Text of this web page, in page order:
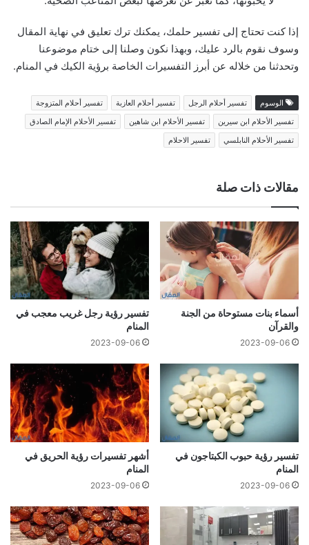
إذا كنت تحتاج إلى تفسير حلمك، يمكنك ترك تعليق في نهاية المقال
وسوف نقوم بالرد عليك، وبهذا نكون وصلنا إلى ختام موضوعنا
وتحدثنا من خلاله عن أبرز التفسيرات الخاصة برؤية الكيك في المنام.
الوسوم تفسير أحلام الرجل تفسير أحلام العازبة
تفسير أحلام المتزوجة
تفسير الأحلام ابن سيرين
تفسير الأحلام ابن شاهين
تفسير الأحلام الإمام الصادق
تفسير الأحلام النابلسي
تفسير الاحلام
مقالات ذات صلة
أسماء بنات مستوحاة من الجنة
والقرآن
2023-09-06
تفسير رؤية رجل غريب معجب في
المنام
2023-09-06
تفسير رؤية حبوب الكبتاجون في
المنام
2023-09-06
أشهر تفسيرات رؤية الحريق في
المنام
2023-09-06